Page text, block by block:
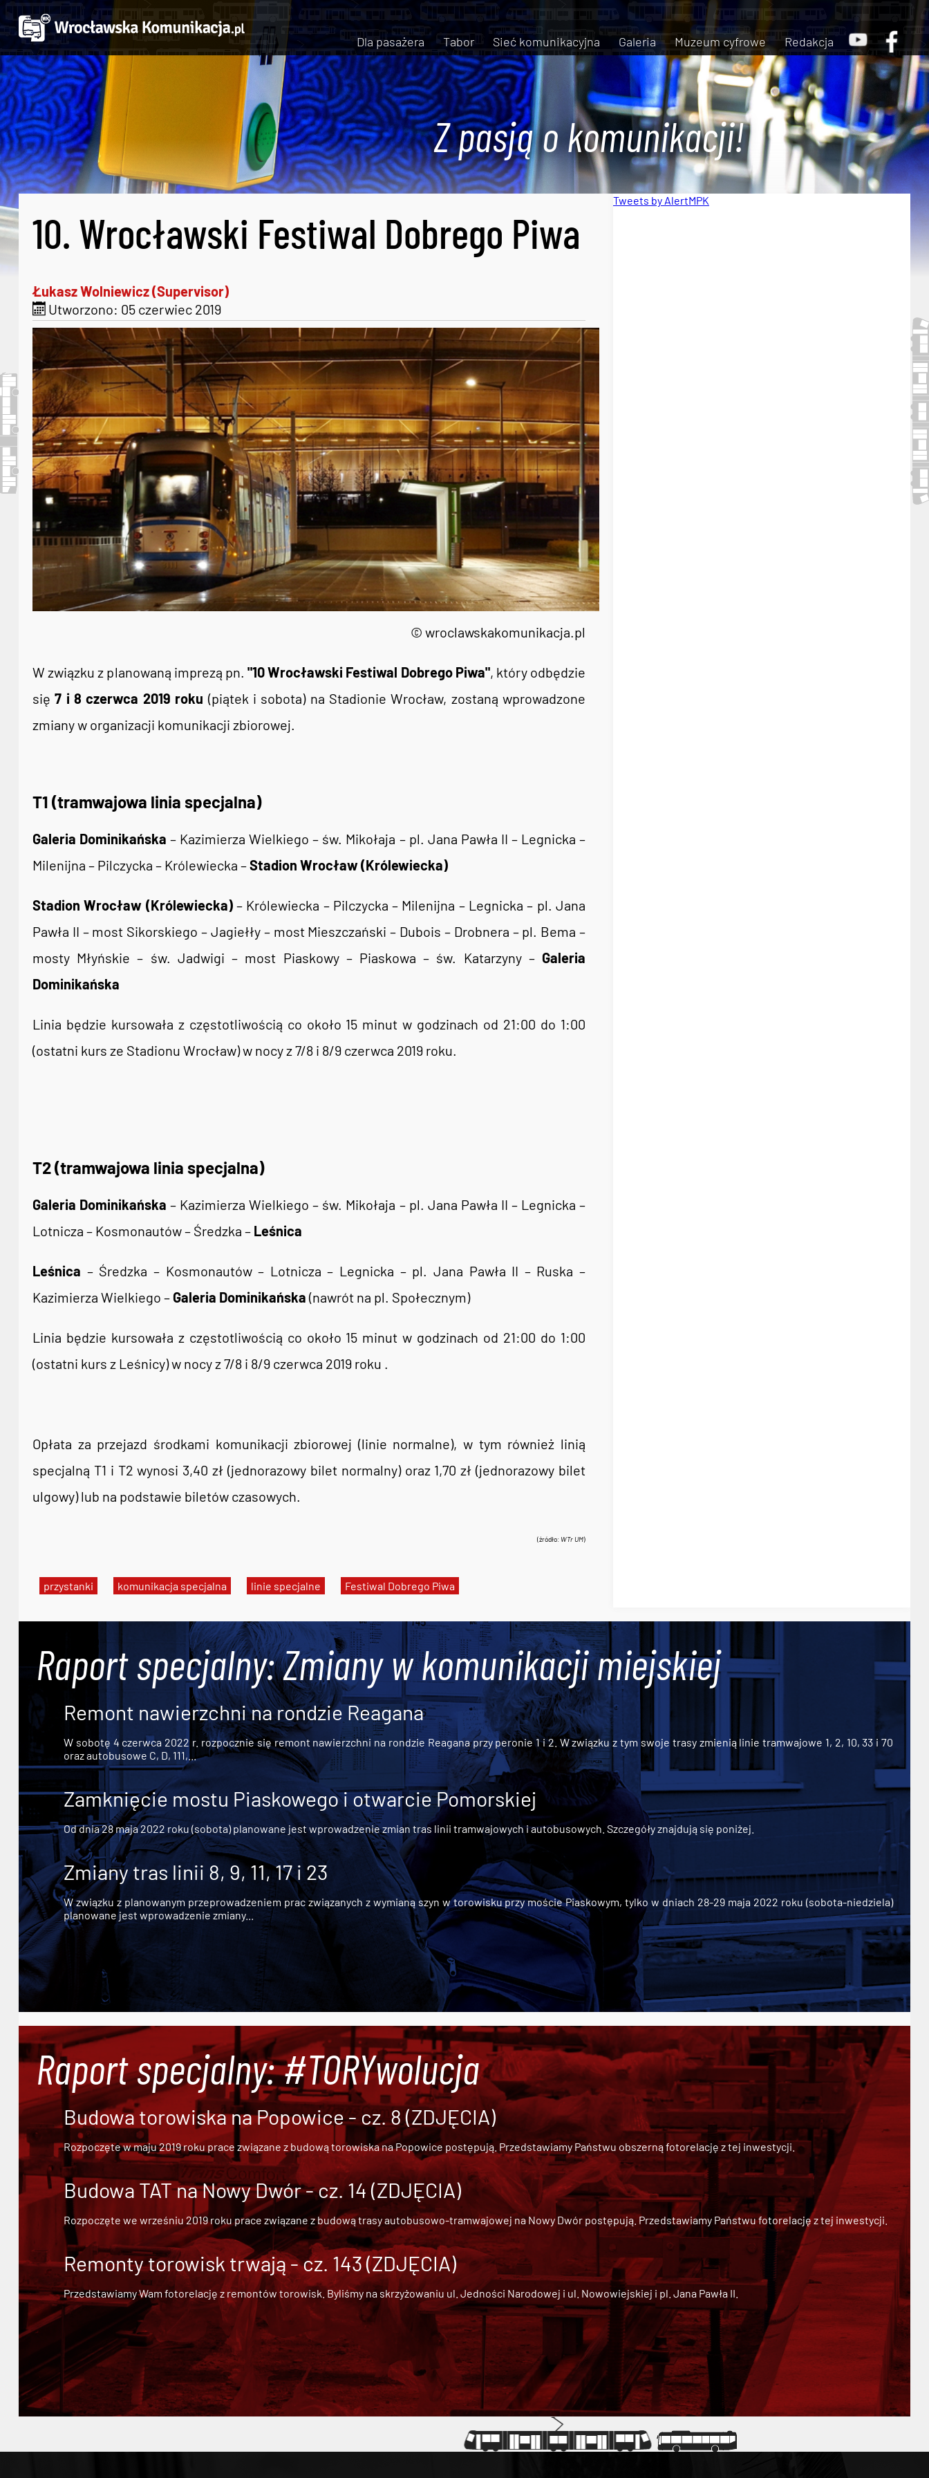
Dla pasażera Tabor Sieć komunikacyjna Galeria Muzeum cyfrowe Redakcja
Z pasją o komunikacji!
10. Wrocławski Festiwal Dobrego Piwa
Łukasz Wolniewicz (Supervisor)
Utworzono: 05 czerwiec 2019
przystanki komunikacja specjalna linie specjalne Festiwal Dobrego Piwa
© wroclawskakomunikacja.pl
W związku z planowaną imprezą pn. "10 Wrocławski Festiwal Dobrego Piwa", który odbędzie
się7 i 8 czerwca 2019 roku (piątek i sobota) na Stadionie Wrocław, zostaną wprowadzone
zmiany w organizacji komunikacji zbiorowej.
T1 (tramwajowa linia specjalna)
Galeria Dominikańska – Kazimierza Wielkiego – św. Mikołaja – pl. Jana Pawła II – Legnicka –
Milenijna – Pilczycka – Królewiecka –Stadion Wrocław (Królewiecka)
Stadion Wrocław (Królewiecka)– Królewiecka – Pilczycka – Milenijna – Legnicka – pl. Jana
Pawła II – most Sikorskiego – Jagiełły – most Mieszczański – Dubois – Drobnera – pl. Bema –
mosty Młyńskie – św. Jadwigi – most Piaskowy – Piaskowa – św. Katarzyny – Galeria
Dominikańska
Linia będzie kursowała z częstotliwością co około 15 minut w godzinach od 21:00 do 1:00
(ostatni kurs ze Stadionu Wrocław) w nocy z 7/8 i 8/9 czerwca 2019 roku.
T2 (tramwajowa linia specjalna)
Galeria Dominikańska – Kazimierza Wielkiego – św. Mikołaja – pl. Jana Pawła II – Legnicka –
Lotnicza – Kosmonautów – Średzka – Leśnica
Leśnica – Średzka – Kosmonautów – Lotnicza – Legnicka – pl. Jana Pawła II – Ruska –
Kazimierza Wielkiego – Galeria Dominikańska (nawrót na pl. Społecznym)
Linia będzie kursowała z częstotliwością co około 15 minut w godzinach od 21:00 do 1:00
(ostatni kurs z Leśnicy) w nocy z 7/8 i 8/9 czerwca 2019 roku .
Opłata za przejazd środkami komunikacji zbiorowej (linie normalne), w tym również linią
specjalną T1 i T2 wynosi 3,40 zł (jednorazowy bilet normalny) oraz 1,70 zł (jednorazowy bilet
ulgowy) lub na podstawie biletów czasowych.
(źródło: WTr UM)
Tweets by AlertMPK
Raport specjalny: Zmiany w komunikacji miejskiej
Remont nawierzchni na rondzie Reagana
W sobotę 4 czerwca 2022 r. rozpocznie się remont nawierzchni na rondzie Reagana przy peronie 1 i 2. W związku z tym swoje trasy zmienią linie tramwajowe 1, 2, 10, 33 i 70
oraz autobusowe C, D, 111,...
Zamknięcie mostu Piaskowego i otwarcie Pomorskiej
Od dnia 28 maja 2022 roku (sobota) planowane jest wprowadzenie zmian tras linii tramwajowych i autobusowych. Szczegóły znajdują się poniżej.
Zmiany tras linii 8, 9, 11, 17 i 23
W związku z planowanym przeprowadzeniem prac związanych z wymianą szyn w torowisku przy moście Piaskowym, tylko w dniach 28-29 maja 2022 roku (sobota-niedziela)
planowane jest wprowadzenie zmiany...
Raport specjalny: #TORYwolucja
Budowa torowiska na Popowice - cz. 8 (ZDJĘCIA)
Rozpoczęte w maju 2019 roku prace związane z budową torowiska na Popowice postępują. Przedstawiamy Państwu obszerną fotorelację z tej inwestycji.
Budowa TAT na Nowy Dwór - cz. 14 (ZDJĘCIA)
Rozpoczęte we wrześniu 2019 roku prace związane zbudową trasy autobusowo-tramwajowej na Nowy Dwórpostępują. Przedstawiamy Państwu fotorelację z tej inwestycji.
Remonty torowisk trwają - cz. 143 (ZDJĘCIA)
Przedstawiamy Wam fotorelację z remontów torowisk. Byliśmy na skrzyżowaniu ul. Jedności Narodowej i ul. Nowowiejskiej i pl. Jana Pawła II.